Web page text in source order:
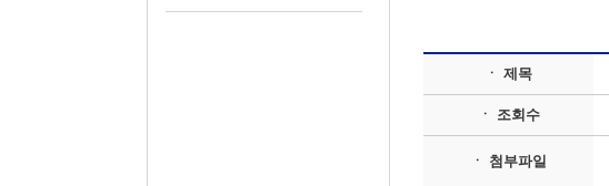
ㆍ 제목
ㆍ 조회수
ㆍ 첨부파일